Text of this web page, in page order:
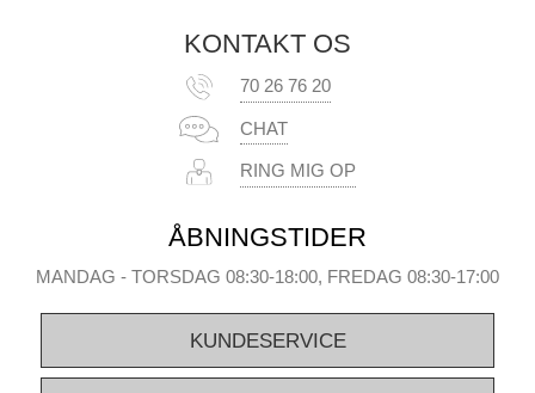
KONTAKT OS
70 26 76 20
CHAT
RING MIG OP
ÅBNINGSTIDER
MANDAG - TORSDAG 08:30-18:00, FREDAG 08:30-17:00
KUNDESERVICE